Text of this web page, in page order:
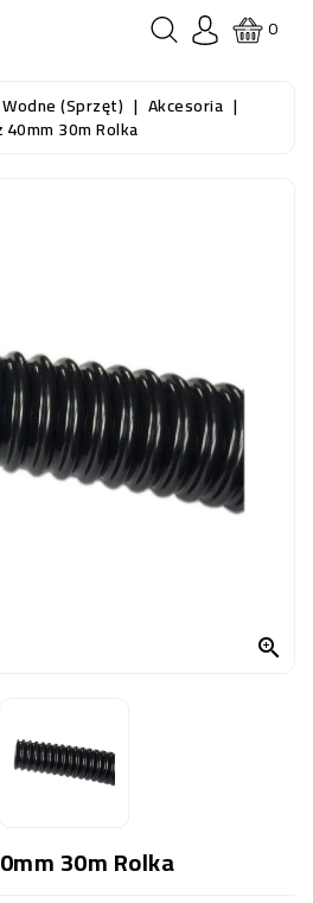
0
(sprzęt) Akcesoria
40mm 30m Rolka

30m Rolka